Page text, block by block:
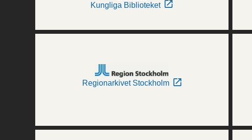
Kungliga Biblioteket
Regionarkivet Stockholm